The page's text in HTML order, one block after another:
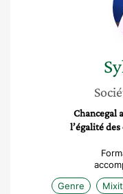
Chancegal
l’égalité
Genre